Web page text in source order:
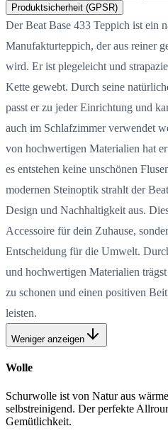
Produktsicherheit (GPSR)
Der Beat Base 433 Teppich ist ein
Manufakturteppich, der aus reiner
wird. Er ist plegeleicht und
Kette gewebt. Durch seine
passt er zu jeder Einrichtung und
auch im Schlafzimmer verwendet
von hochwertigen Materialien hat
es entstehen keine unschönen
modernen Steinoptik strahlt der
Design und Nachhaltigkeit aus.
Accessoire für dein Zuhause,
Entscheidung für die Umwelt.
und hochwertigen Materialien
zu schonen und einen positiven
leisten.
Weniger anzeigen
Wolle
Schurwolle ist von Natur aus
selbstreinigend. Der perfekte
Gemütlichkeit.